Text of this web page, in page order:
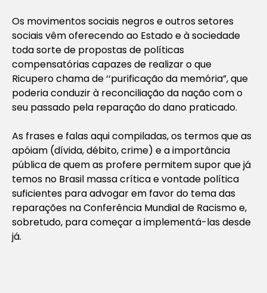
Os movimentos sociais negros e outros setores
sociais vêm oferecendo ao Estado e à sociedade
toda sorte de propostas de políticas
compensatórias capazes de realizar o que
Ricupero chama de ‘‘purificação da memória”, que
poderia conduzir à reconciliação da nação com o
seu passado pela reparação do dano praticado.
As frases e falas aqui compiladas, os termos que as
apóiam (dívida, débito, crime) e a importância
pública de quem as profere permitem supor que já
temos no Brasil massa crítica e vontade política
suficientes para advogar em favor do tema das
reparações na Conferência Mundial de Racismo e,
sobretudo, para começar a implementá-las desde
já.